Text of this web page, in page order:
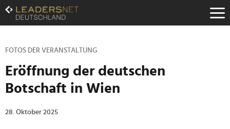
Zum
Inhalt
Zur
Navigation
Hauptnavigation
FOTOS DER VERANSTALTUNG
Eröffnung der deutschen
Botschaft in Wien
28. Oktober 2025